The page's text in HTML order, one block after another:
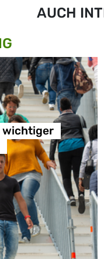
AUCH
wichtiger